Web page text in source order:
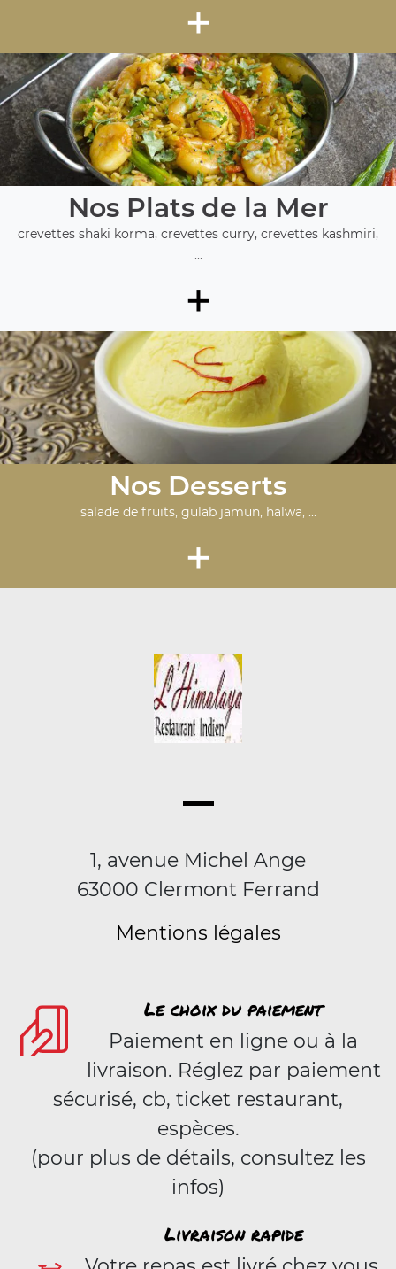
+
Nos Plats de la Mer
crevettes shaki korma, crevettes curry, crevettes kashmiri,
...
+
Nos Desserts
salade de fruits, gulab jamun, halwa, ...
+
1, avenue Michel Ange
63000 Clermont Ferrand
Mentions légales
Le choix du paiement
Paiement en ligne ou à la
livraison. Réglez par paiement
sécurisé, cb, ticket restaurant,
espèces.
(pour plus de détails, consultez les
infos)
Livraison rapide